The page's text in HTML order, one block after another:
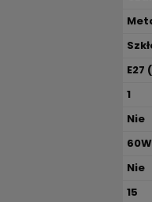
E27
1
Nie
60W
Nie
15